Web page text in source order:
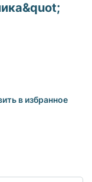
в избранное